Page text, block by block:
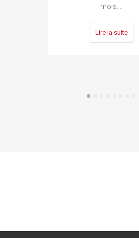
mois.…
Lire la suite